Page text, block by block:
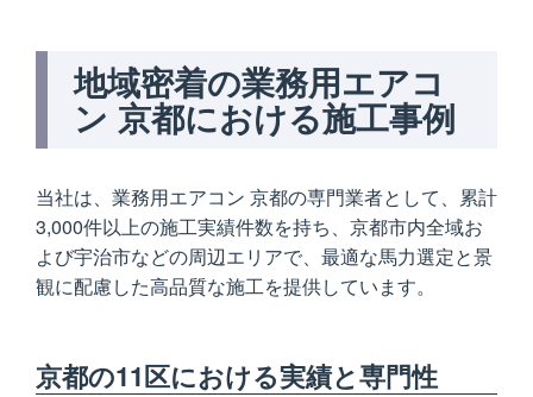
地域密着の業務用エアコ
ン 京都における施工事例
当社は、業務用エアコン 京都の専門業者として、累計
3,000件以上の施工実績件数を持ち、京都市内全域お
よび宇治市などの周辺エリアで、最適な馬力選定と景
観に配慮した高品質な施工を提供しています。
京都の11区における実績と専門性